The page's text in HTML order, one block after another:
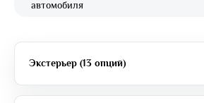
автомобиля
Экстерьер (13 опций)